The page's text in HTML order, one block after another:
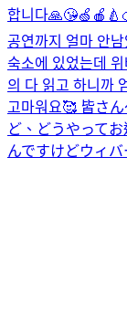
합니다
공연까지 얼마 안
숙소에 있었는데
의 다 읽고 하니까
고마워요🥰 皆さ
ど、どうやって
んですけどウィ